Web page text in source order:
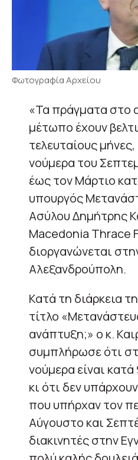
Φωτογραφία Αρχείου
«Τα πράγματα στο
μέτωπο έχουν
τελευταίους
νούμερα του
έως τον Μάρτιο
υπουργός
Ασύλου Δημήτρης
Macedonia Thrace
διοργανώνεται
Αλεξανδρούπολη.
Κατά τη διάρκεια
τίτλο
ανάπτυξη;» ο κ.
συμπλήρωσε ότι
νούμερα είναι
κι ότι δεν
που υπήρχαν τον
Αύγουστο και
διακινητές στην